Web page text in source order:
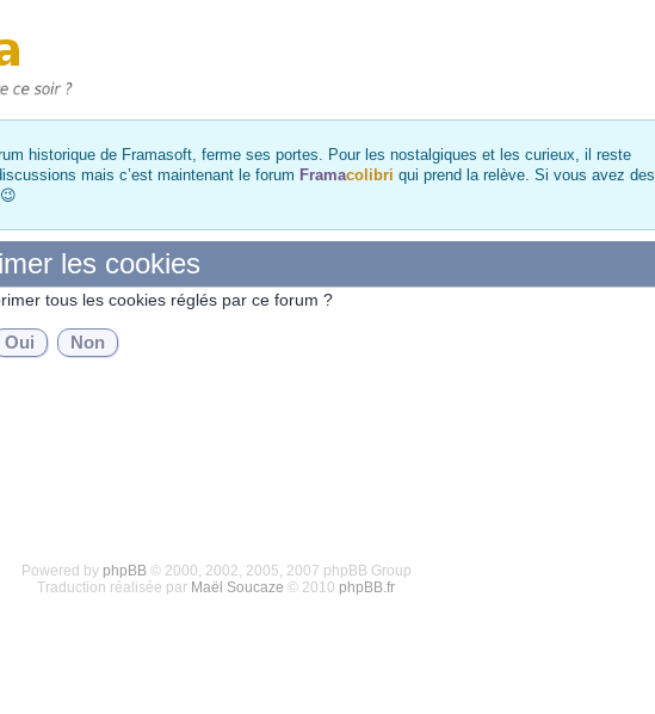
historique de Framasoft, ferme ses portes. Pour les nostalgiques et les curieux, il reste
mais c’est maintenant le forum Framacolibri qui prend la relève. Si vous avez des
les cookies
tous les cookies réglés par ce forum ?
Powered by phpBB© 2000, 2002, 2005, 2007 phpBB Group
Traduction réalisée par Maël Soucaze © 2010 phpBB.fr